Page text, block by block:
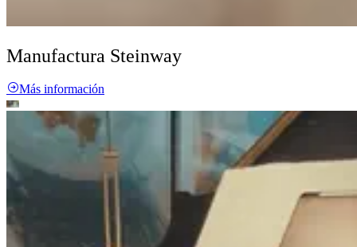
Manufactura Steinway
Más información